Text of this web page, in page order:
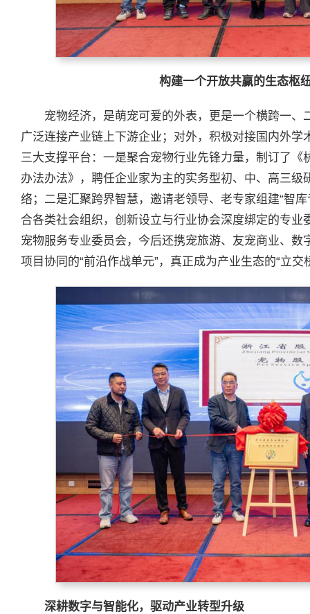
构建一个开放共赢的生态枢
宠物经济，是萌宠可爱的外表，更是一个横跨一
广泛连接产业链上下游企业；对外，积极对接国内外
三大支撑平台：一是聚合宠物行业先锋力量，制订了
办法办法》，聘任企业家为主的实务型初、中、高三
络；二是汇聚跨界智慧，邀请老领导、老专家组建“智
合各类社会组织，创新设立与行业协会深度绑定的专
宠物服务专业委员会，今后还携宠旅游、友宠商业、
项目协同的“前沿作战单元”，真正成为产业生态的“立交
深耕数字与智能化，驱动产业转型升级